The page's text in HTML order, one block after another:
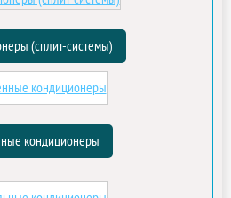
(сплит-системы)
кондиционеры